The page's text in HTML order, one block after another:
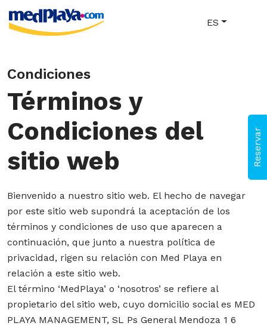
Reservar
ES
Condiciones
Términos y
Condiciones del
sitio web
Bienvenido a nuestro sitio web. El hecho de navegar
por este sitio web supondrá la aceptación de los
términos y condiciones de uso que aparecen a
continuación, que junto a nuestra política de
privacidad, rigen su relación con Med Playa en
relación a este sitio web.
El término ‘MedPlaya’ o ‘nosotros’ se refiere al
propietario del sitio web, cuyo domicilio social es MED
PLAYA MANAGEMENT, SL Ps General Mendoza 1 6